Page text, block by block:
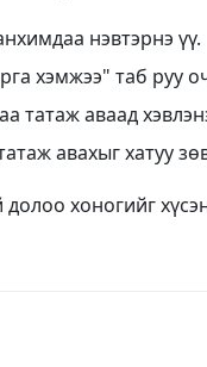
нэвтэрнэ үү.
хэмжээ" таб руу
татаж аваад
авахыг хатуу
долоо хоногийг